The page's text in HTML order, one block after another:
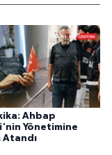
Ahbap
Yönetimine
Atandı